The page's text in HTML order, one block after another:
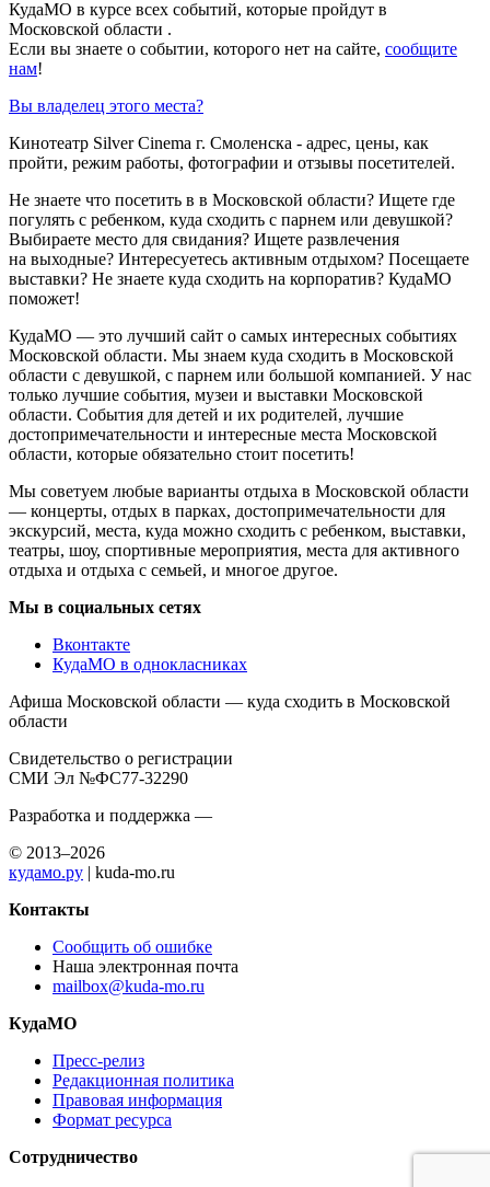
КудаМО в курсе всех событий, которые пройдут в
Московской области .
Если вы знаете о событии, которого нет на сайте, сообщите
нам!
Вы владелец этого места?
Кинотеатр Silver Cinema г. Смоленска - адрес, цены, как
пройти, режим работы, фотографии и отзывы посетителей.
Не знаете что посетить в в Московской области? Ищете где
погулять с ребенком, куда сходить с парнем или девушкой?
Выбираете место для свидания? Ищете развлечения
на выходные? Интересуетесь активным отдыхом? Посещаете
выставки? Не знаете куда сходить на корпоратив? КудаМО
поможет!
КудаМО — это лучший сайт о самых интересных событиях
Московской области. Мы знаем куда сходить в Московской
области с девушкой, с парнем или большой компанией. У нас
только лучшие события, музеи и выставки Московской
области. События для детей и их родителей, лучшие
достопримечательности и интересные места Московской
области, которые обязательно стоит посетить!
Мы советуем любые варианты отдыха в Московской области
— концерты, отдых в парках, достопримечательности для
экскурсий, места, куда можно сходить с ребенком, выставки,
театры, шоу, спортивные мероприятия, места для активного
отдыха и отдыха с семьей, и многое другое.
Мы в социальных сетях
Вконтакте
КудаМО в однокласниках
Афиша Московской области — куда сходить в Московской
области
Свидетельство о регистрации
СМИ Эл №ФС77-32290
Разработка и поддержка —
© 2013–2026
кудамо.ру | kuda-mo.ru
Контакты
Сообщить об ошибке
Наша электронная почта
mailbox@kuda-mo.ru
КудаМО
Пресс-релиз
Редакционная политика
Правовая информация
Формат ресурса
Сотрудничество